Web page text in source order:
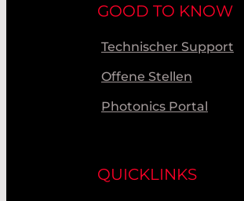
GOOD TO KNOW
Technischer Support
Offene Stellen
Photonics Portal
QUICKLINKS